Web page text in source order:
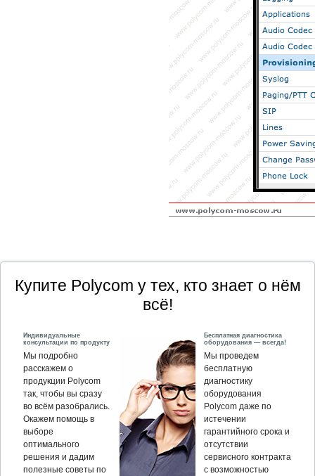
Купите Polycom у тех, кто знает о нём
всё!
Индивидуальные
консультации по продукту
Мы подробно
расскажем о
продукции Polycom
так, чтобы вы сразу
во всём разобрались.
Окажем помощь в
выборе
оптимального
решения и дадим
полезные советы по
Бесплатная диагностика
оборудования — всегда!
Мы проведем
бесплатную
диагностику
оборудования
Polycom даже по
истечении
гарантийного срока и
отсутствии
сервисного контракта
с возможностью